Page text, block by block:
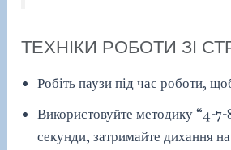
ТЕХНІКИ РОБОТИ ЗІ
Робіть паузи під час роботи,
Використовуйте методику “4-7-
секунди, затримайте дихання